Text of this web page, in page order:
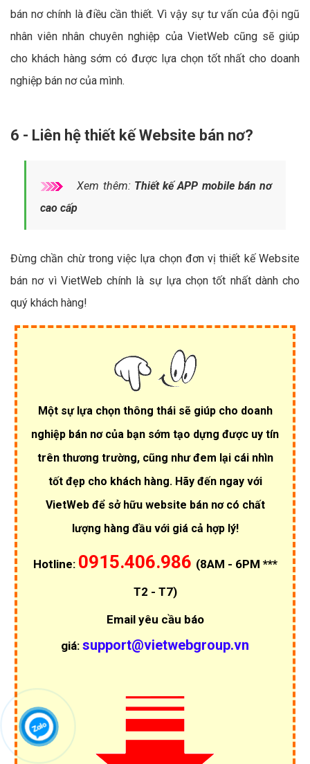
bán nơ chính là điều cần thiết. Vì vậy sự tư vấn của đội ngũ
nhân viên nhân chuyên nghiệp của VietWeb cũng sẽ giúp
cho khách hàng sớm có được lựa chọn tốt nhất cho doanh
nghiệp bán nơ của mình.
6 - Liên hệ thiết kế Website bán nơ?
Xem thêm: Thiết kế APP mobile bán nơ
cao cấp
Đừng chần chừ trong việc lựa chọn đơn vị thiết kế Website
bán nơ vì VietWeb chính là sự lựa chọn tốt nhất dành cho
quý khách hàng!
Một sự lựa chọn thông thái sẽ giúp cho doanh
nghiệp bán nơ của bạn sớm tạo dựng được uy tín
trên thương trường, cũng như đem lại cái nhìn
tốt đẹp cho khách hàng. Hãy đến ngay với
VietWeb để sở hữu website bán nơ có chất
lượng hàng đầu với giá cả hợp lý!
Hotline: 0915.406.986 (8AM - 6PM ***
T2 - T7)
Email yêu cầu báo
giá: support@vietwebgroup.vn